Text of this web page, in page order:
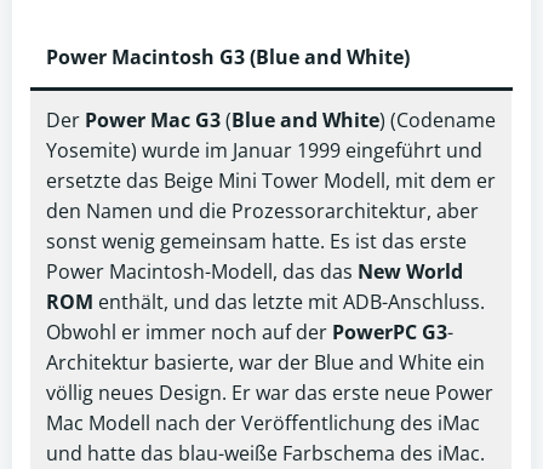
Power Macintosh G3 (Blue and White)
Der Power Mac G3(Blue and White) (Codename
Yosemite) wurde im Januar 1999 eingeführt und
ersetzte das Beige Mini Tower Modell, mit dem er
den Namen und die Prozessorarchitektur, aber
sonst wenig gemeinsam hatte. Es ist das erste
Power Macintosh-Modell, das das New World
ROM enthält, und das letzte mit ADB-Anschluss.
Obwohl er immer noch auf der PowerPC G3-
Architektur basierte, war der Blue and White ein
völlig neues Design. Er war das erste neue Power
Mac Modell nach der Veröffentlichung des iMac
und hatte das blau-weiße Farbschema des iMac.